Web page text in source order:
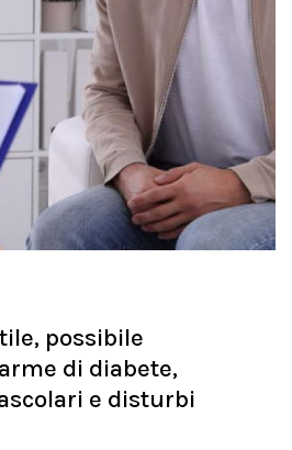
possibile
di diabete,
e disturbi